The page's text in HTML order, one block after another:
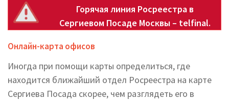
Горячая линия Росреестра в
Сергиевом Посаде Москвы – telfinal.
Онлайн-карта офисов
Иногда при помощи карты определиться, где
находится ближайший отдел Росреестра на карте
Сергиева Посада скорее, чем разглядеть его в